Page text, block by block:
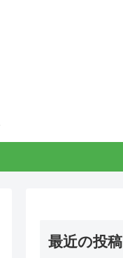
最近の投稿